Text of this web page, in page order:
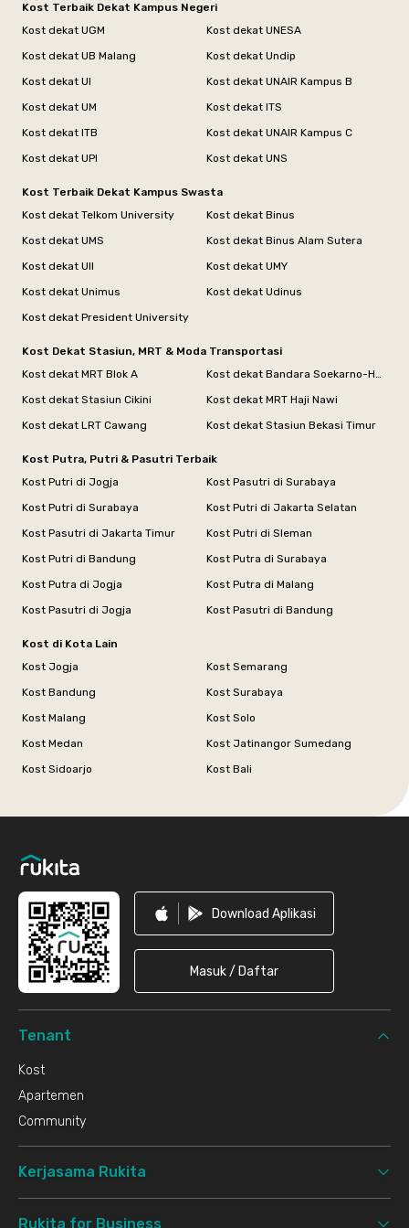
Kost Terbaik Dekat Kampus Negeri
Kost dekat UGM
Kost dekat UNESA
Kost dekat UB Malang
Kost dekat Undip
Kost dekat UI
Kost dekat UNAIR Kampus B
Kost dekat UM
Kost dekat ITS
Kost dekat ITB
Kost dekat UNAIR Kampus C
Kost dekat UPI
Kost dekat UNS
Kost Terbaik Dekat Kampus Swasta
Kost dekat Telkom University
Kost dekat Binus
Kost dekat UMS
Kost dekat Binus Alam Sutera
Kost dekat UII
Kost dekat UMY
Kost dekat Unimus
Kost dekat Udinus
Kost dekat President University
Kost Dekat Stasiun, MRT & Moda Transportasi
Kost dekat MRT Blok A
Kost dekat Bandara Soekarno-Hatta
Kost dekat Stasiun Cikini
Kost dekat MRT Haji Nawi
Kost dekat LRT Cawang
Kost dekat Stasiun Bekasi Timur
Kost Putra, Putri & Pasutri Terbaik
Kost Putri di Jogja
Kost Pasutri di Surabaya
Kost Putri di Surabaya
Kost Putri di Jakarta Selatan
Kost Pasutri di Jakarta Timur
Kost Putri di Sleman
Kost Putri di Bandung
Kost Putra di Surabaya
Kost Putra di Jogja
Kost Putra di Malang
Kost Pasutri di Jogja
Kost Pasutri di Bandung
Kost di Kota Lain
Kost Jogja
Kost Semarang
Kost Bandung
Kost Surabaya
Kost Malang
Kost Solo
Kost Medan
Kost Jatinangor Sumedang
Kost Sidoarjo
Kost Bali
Download Aplikasi
Masuk / Daftar
Tenant
Kost
Apartemen
Community
Kerjasama Rukita
Rukita for Business